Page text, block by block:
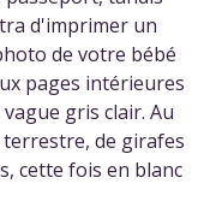
d'imprimer un
de votre bébé
pages intérieures
gris clair. Au
de girafes
cette fois en blanc